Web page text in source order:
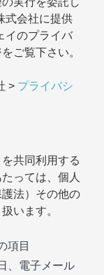
式会社に提供
イのプライバ
ご覧下さい。
> プライバシ
共同利用する
っては、個人
法）その他の
います。
項目
、電子メール